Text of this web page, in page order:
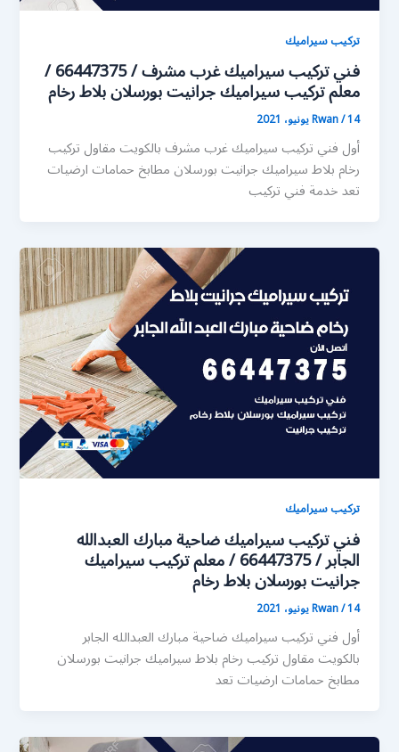
تركيب سيراميك
فني تركيب سيراميك غرب مشرف / 66447375 /
معلم تركيب سيراميك جرانيت بورسلان بلاط رخام
Rwan/14 يونيو، 2021
أول فني تركيب سيراميك غرب مشرف بالكويت مقاول تركيب
رخام بلاط سيراميك جرانيت بورسلان مطابخ حمامات ارضيات
تعد خدمة فني تركيب
تركيب سيراميك
فني تركيب سيراميك ضاحية مبارك العبدالله
الجابر / 66447375 / معلم تركيب سيراميك
جرانيت بورسلان بلاط رخام
Rwan/14 يونيو، 2021
أول فني تركيب سيراميك ضاحية مبارك العبدالله الجابر
بالكويت مقاول تركيب رخام بلاط سيراميك جرانيت بورسلان
مطابخ حمامات ارضيات تعد